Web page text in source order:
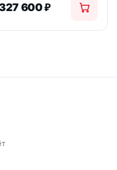
600₽